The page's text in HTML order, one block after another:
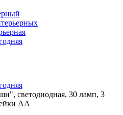
светодиодная, 30 ламп, 3
АА